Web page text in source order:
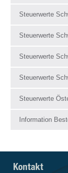
Steuerwerte
Steuerwerte
Steuerwerte
Steuerwerte
Steuerwerte
Information
Kontakt